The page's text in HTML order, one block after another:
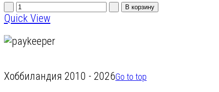
Quick View
Хоббиландия 2010 - 2026Go to top